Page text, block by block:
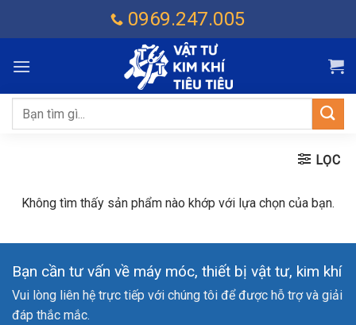
dung
0969.247.005
Tìm
kiếm:
LỌC
Không tìm thấy sản phẩm nào khớp với lựa chọn của bạn.
Bạn cần tư vấn về máy móc, thiết bị vật tư, kim khí
Vui lòng liên hệ trực tiếp với chúng tôi để được hỗ trợ và giải
đáp thắc mắc.